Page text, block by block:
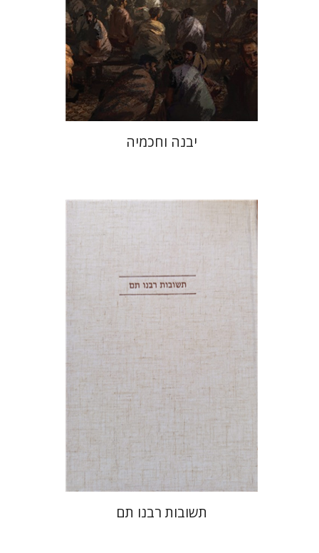
הנחת אתר ספר מודפס
$46
$41
יבנה וחכמיה
הנחת אתר ספר מודפס
$45
תשובות רבנו תם